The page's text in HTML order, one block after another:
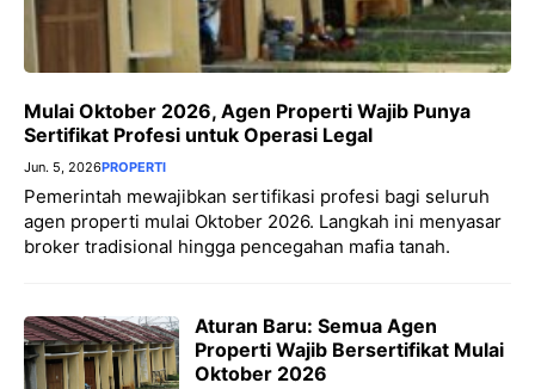
Mulai Oktober 2026, Agen Properti Wajib Punya
Sertifikat Profesi untuk Operasi Legal
Jun. 5, 2026PROPERTI
Pemerintah mewajibkan sertifikasi profesi bagi seluruh
agen properti mulai Oktober 2026. Langkah ini menyasar
broker tradisional hingga pencegahan mafia tanah.
Aturan Baru: Semua Agen
Properti Wajib Bersertifikat Mulai
Oktober 2026